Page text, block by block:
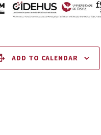
ADD TO CALENDAR